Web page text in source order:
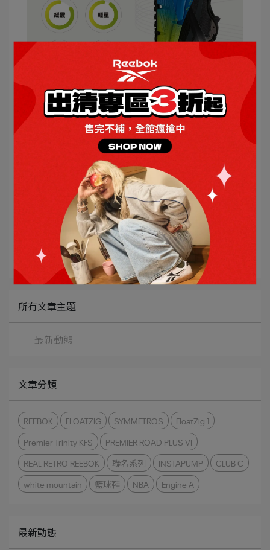
文章分類 REEBOK FLOATZIG
SYMMETROS FloatZig 1
所有文章主題
最新動態
文章分類
REEBOK FLOATZIG SYMMETROS
FloatZig 1
Premier Trinity KFS
PREMIER ROAD PLUS VI
REAL RETRO REEBOK
聯名系列 INSTAPUMP
CLUB C
white mountain
籃球鞋 NBA Engine A
最新動態